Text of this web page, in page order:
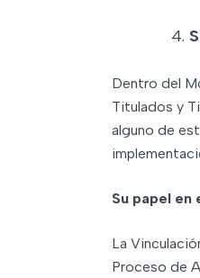
Dentro del
Titulados y
alguno de
Su papel
La
Proceso de